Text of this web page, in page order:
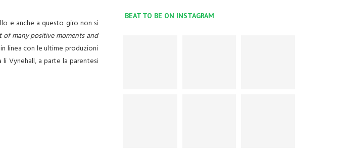
e anche a questo giro non si
of many positive moments and
linea con le ultime produzioni
li Vynehall, a parte la parentesi
BEAT TO BE ON INSTAGRAM